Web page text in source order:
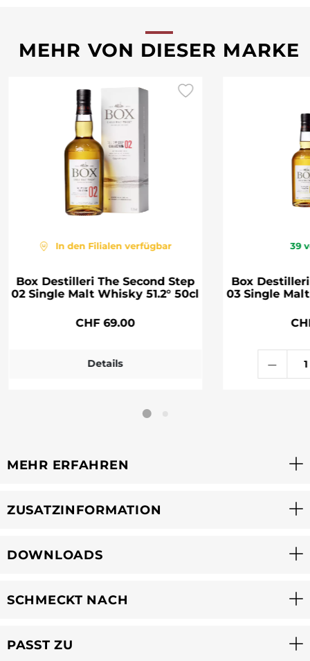
MEHR VON DIESER MARKE
In den Filialen verfügbar
Box Destilleri The Second Step
02 Single Malt Whisky 51.2° 50cl
CHF 69.00
Details
39
Box
03 Single
MEHR ERFAHREN
ZUSATZINFORMATION
DOWNLOADS
SCHMECKT NACH
PASST ZU